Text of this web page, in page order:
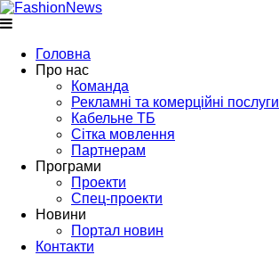
Головна
Про нас
Команда
Рекламні та комерційні послуги
Кабельне ТБ
Сітка мовлення
Партнерам
Програми
Проекти
Спец-проекти
Новини
Портал новин
Контакти